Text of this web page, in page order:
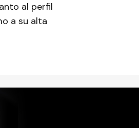
al perfil
a su alta